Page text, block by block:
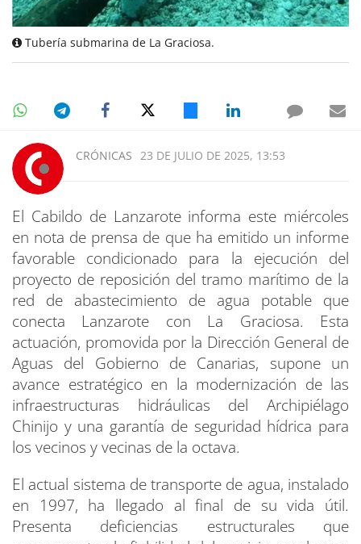
Tubería submarina de La Graciosa.
CRÓNICAS 23 DE JULIO DE 2025, 13:53
El Cabildo de Lanzarote informa este miércoles
en nota de prensa de que ha emitido un informe
favorable condicionado para la ejecución del
proyecto de reposición del tramo marítimo de la
red de abastecimiento de agua potable que
conecta Lanzarote con La Graciosa. Esta
actuación, promovida por la Dirección General de
Aguas del Gobierno de Canarias, supone un
avance estratégico en la modernización de las
infraestructuras hidráulicas del Archipiélago
Chinijo y una garantía de seguridad hídrica para
los vecinos y vecinas de la octava.
El actual sistema de transporte de agua, instalado
en 1997, ha llegado al final de su vida útil.
Presenta deficiencias estructurales que